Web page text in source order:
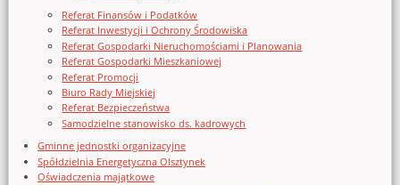
Referat Finansów i Podatków
Referat Inwestycji i Ochrony Środowiska
Referat Gospodarki Nieruchomościami i Planowania
Referat Gospodarki Mieszkaniowej
Referat Promocji
Biuro Rady Miejskiej
Referat Bezpieczeństwa
Samodzielne stanowisko ds. kadrowych
Gminne jednostki organizacyjne
Spółdzielnia Energetyczna Olsztynek
Oświadczenia majątkowe